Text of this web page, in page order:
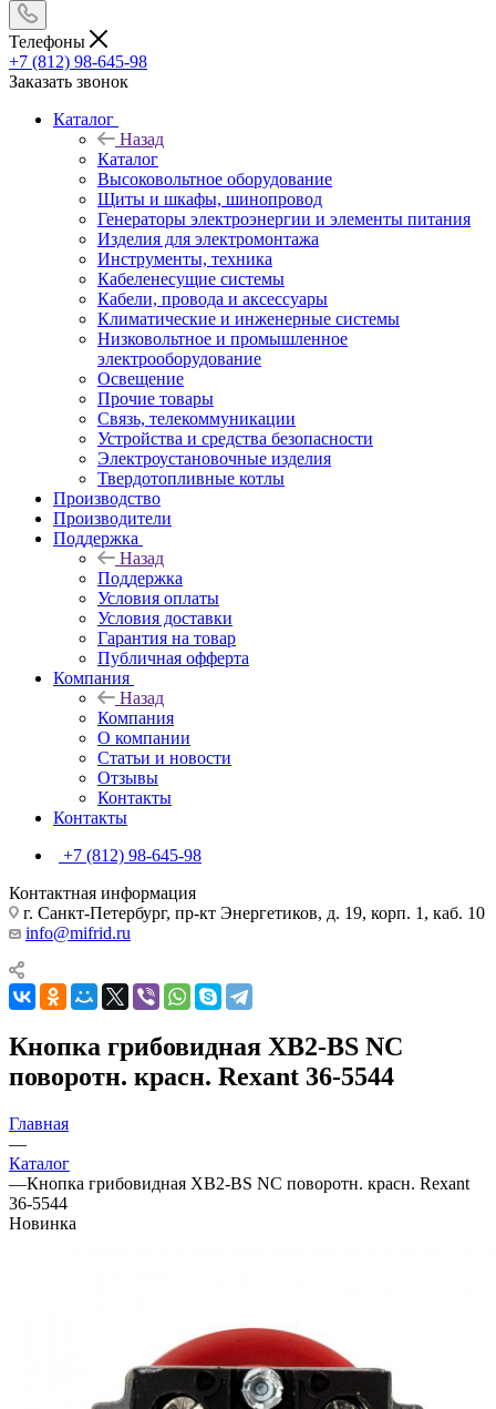
Телефоны
+7 (812) 98-645-98
Заказать звонок
Каталог
Назад
Каталог
Высоковольтное оборудование
Щиты и шкафы, шинопровод
Генераторы электроэнергии и элементы питания
Изделия для электромонтажа
Инструменты, техника
Кабеленесущие системы
Кабели, провода и аксессуары
Климатические и инженерные системы
Низковольтное и промышленное
электрооборудование
Освещение
Прочие товары
Связь, телекоммуникации
Устройства и средства безопасности
Электроустановочные изделия
Твердотопливные котлы
Производство
Производители
Поддержка
Назад
Поддержка
Условия оплаты
Условия доставки
Гарантия на товар
Публичная офферта
Компания
Назад
Компания
О компании
Статьи и новости
Отзывы
Контакты
Контакты
+7 (812) 98-645-98
Контактная информация
г. Санкт-Петербург, пр-кт Энергетиков, д. 19, корп. 1, каб. 10
info@mifrid.ru
Кнопка грибовидная XB2-BS NC
поворотн. красн. Rexant 36-5544
Главная
—
Каталог
—Кнопка грибовидная XB2-BS NC поворотн. красн. Rexant
36-5544
Новинка